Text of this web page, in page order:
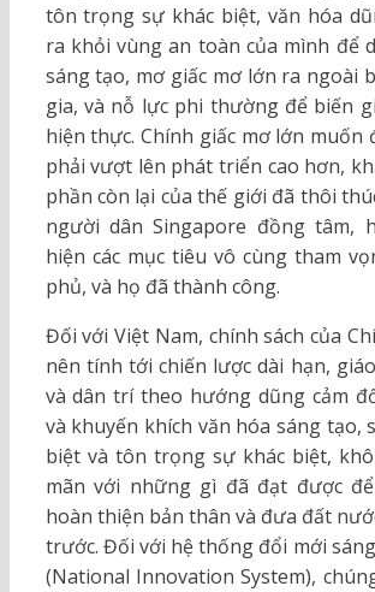
tôn trọng sự khác biệt, văn hóa
ra khỏi vùng an toàn của mình để
sáng tạo, mơ giấc mơ lớn ra ngoài
gia, và nỗ lực phi thường để biến
hiện thực. Chính giấc mơ lớn muốn
phải vượt lên phát triển cao hơn,
phần còn lại của thế giới đã thôi
người dân Singapore đồng tâm,
hiện các mục tiêu vô cùng tham
phủ, và họ đã thành công.
Đối với Việt Nam, chính sách của
nên tính tới chiến lược dài hạn,
và dân trí theo hướng dũng cảm
và khuyến khích văn hóa sáng tạo,
biệt và tôn trọng sự khác biệt,
mãn với những gì đã đạt được
hoàn thiện bản thân và đưa đất
trước. Đối với hệ thống đổi mới
(National Innovation System),